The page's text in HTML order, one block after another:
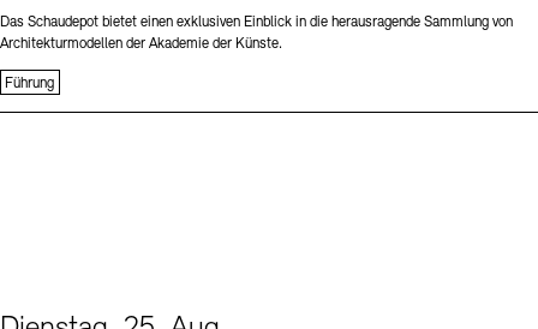
Das Schaudepot bietet einen exklusiven Einblick in die herausragende Sammlung von
Architekturmodellen der Akademie der Künste.
Führung